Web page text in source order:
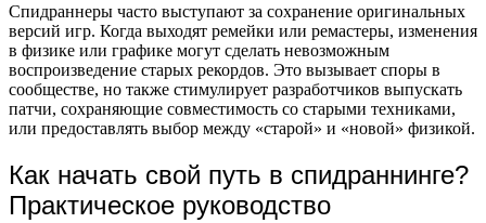
Спидраннеры часто выступают за сохранение оригинальных
версий игр. Когда выходят ремейки или ремастеры, изменения
в физике или графике могут сделать невозможным
воспроизведение старых рекордов. Это вызывает споры в
сообществе, но также стимулирует разработчиков выпускать
патчи, сохраняющие совместимость со старыми техниками,
или предоставлять выбор между «старой» и «новой» физикой.
Как начать свой путь в спидраннинге?
Практическое руководство